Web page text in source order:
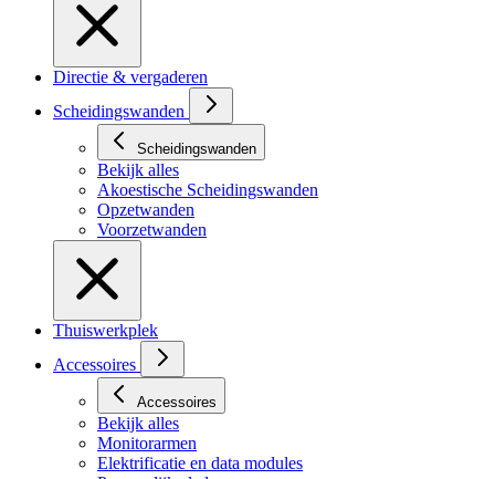
Directie & vergaderen
Scheidingswanden
Scheidingswanden
Bekijk alles
Akoestische Scheidingswanden
Opzetwanden
Voorzetwanden
Thuiswerkplek
Accessoires
Accessoires
Bekijk alles
Monitorarmen
Elektrificatie en data modules